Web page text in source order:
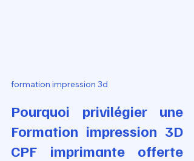
formation impression 3d
Pourquoi privilégier une
Formation impression 3D
CPF imprimante offerte